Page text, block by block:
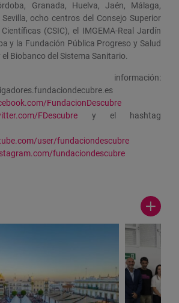
Granada, Huelva, Jaén, Málaga,
ocho centros del Consejo Superior
(CSIC), el IMGEMA-Real Jardín
y la Fundación Pública Progreso y Salud
el Biobanco del Sistema Sanitario.
FundacionDescubre
FDescubre y el hashtag
user/fundaciondescubre
fundaciondescubre
Ver
más